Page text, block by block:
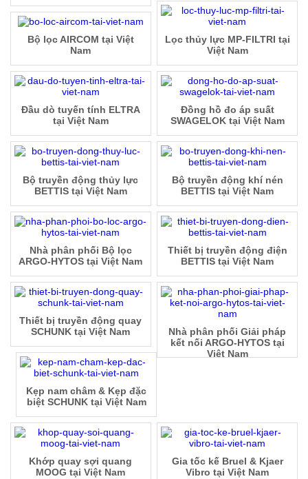
Lọc thủy lực MP-FILTRI tại
Việt Nam
Bộ lọc AIRCOM tại Việt
Nam
Đồng hồ đo áp suất
SWAGELOK tại Việt Nam
Đầu dò tuyến tính ELTRA
tại Việt Nam
Bộ truyền động khí nén
BETTIS tại Việt Nam
Bộ truyền động thủy lực
BETTIS tại Việt Nam
Thiết bị truyền động điện
BETTIS tại Việt Nam
Nhà phân phối Bộ lọc
ARGO-HYTOS tại Việt Nam
Nhà phân phối Giải pháp
kết nối ARGO-HYTOS tại
Việt Nam
Thiết bị truyền động quay
SCHUNK tại Việt Nam
Kẹp nam châm & Kẹp đặc
biệt SCHUNK tại Việt Nam
Khớp quay sợi quang
MOOG tại Việt Nam
Gia tốc kế Bruel & Kjaer
Vibro tại Việt Nam